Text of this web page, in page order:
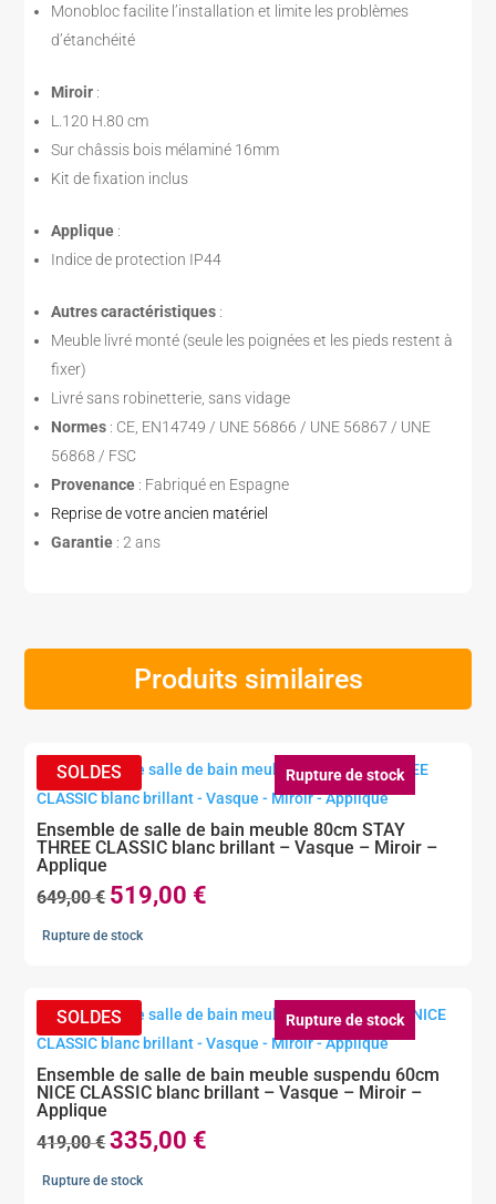
Monobloc facilite l’installation et limite les problèmes
d’étanchéité
Miroir :
L.120 H.80 cm
Sur châssis bois mélaminé 16mm
Kit de fixation inclus
Applique :
Indice de protection IP44
Autres caractéristiques :
Meuble livré monté (seule les poignées et les pieds restent à
fixer)
Livré sans robinetterie, sans vidage
Normes : CE, EN14749 / UNE 56866 / UNE 56867 / UNE
56868 / FSC
Provenance : Fabriqué en Espagne
Reprise de votre ancien matériel
Garantie : 2 ans
Produits similaires
Rupture de stock
Ensemble de salle de bain meuble 80cm STAY
THREE CLASSIC blanc brillant – Vasque – Miroir –
Applique
649,00€ Le
prix
649,00 €.
519,00 €
519,00 €.
Rupture de stock
Rupture de stock
Ensemble de salle de bain meuble suspendu 60cm
NICE CLASSIC blanc brillant – Vasque – Miroir –
Applique
419,00€Le
prix
335,00 €
Rupture de stock